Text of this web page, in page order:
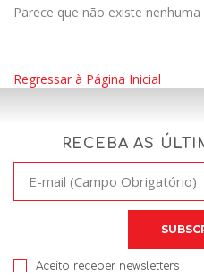
Parece que não existe
Regressar à Página Inicial
RECEBA AS
Aceito receber newsletters